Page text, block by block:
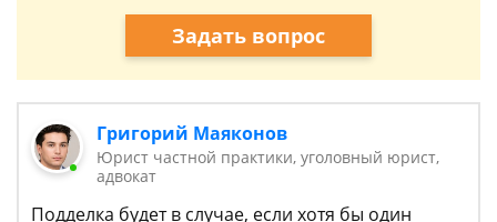
Задать вопрос
Григорий Маяконов
Юрист частной практики, уголовный юрист,
адвокат
Подделка будет в случае, если хотя бы один